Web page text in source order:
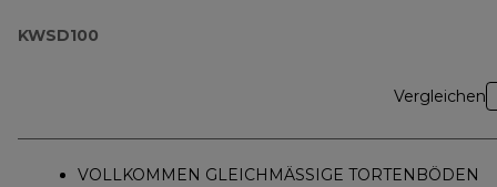
KWSD100
Vergleichen
VOLLKOMMEN GLEICHMÄSSIGE TORTENBÖDEN